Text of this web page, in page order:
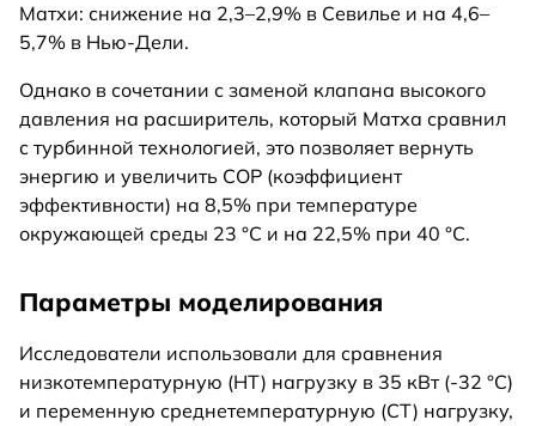
Матхи: снижение на 2,3–2,9% в Севилье и на 4,6–
5,7% в Нью-Дели.
Однако в сочетании с заменой клапана высокого
давления на расширитель, который Матха сравнил
с турбинной технологией, это позволяет вернуть
энергию и увеличить COP (коэффициент
эффективности) на 8,5% при температуре
окружающей среды 23 °C и на 22,5% при 40 °C.
Параметры моделирования
Исследователи использовали для сравнения
низкотемпературную (НТ) нагрузку в 35 кВт (-32 °C)
и переменную среднетемпературную (СТ) нагрузку,